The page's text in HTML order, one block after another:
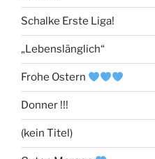
Schalke Erste Liga!
„Lebenslänglich“
Frohe Ostern
Donner !!!
(kein Titel)